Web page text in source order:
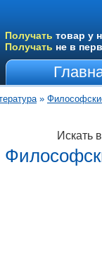
Получать товар у
Получать не в
»
Искать